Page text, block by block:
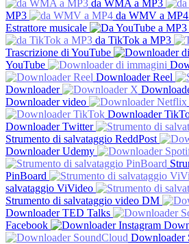
da WMA a MP3
MP3
da WMV a MP4
Estrattore musicale
da TikTok a MP3
Trascrizione di YouTube
YouTube
Downloader Reel
Downloader
Downloader video
Downloader
Downloader Twitter
Strumento di salvataggio ReddPost
Downloader Udemy
PinBoard
salvataggio ViVideo
Strumento di salvataggio video DM
Downloader TED Talks
Facebook
Downloader